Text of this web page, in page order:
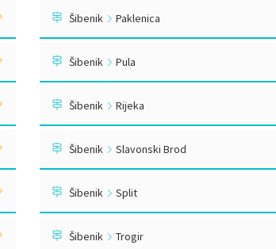
Šibenik Paklenica
Šibenik Pula
Šibenik Rijeka
Šibenik Slavonski Brod
Šibenik Split
Šibenik Trogir